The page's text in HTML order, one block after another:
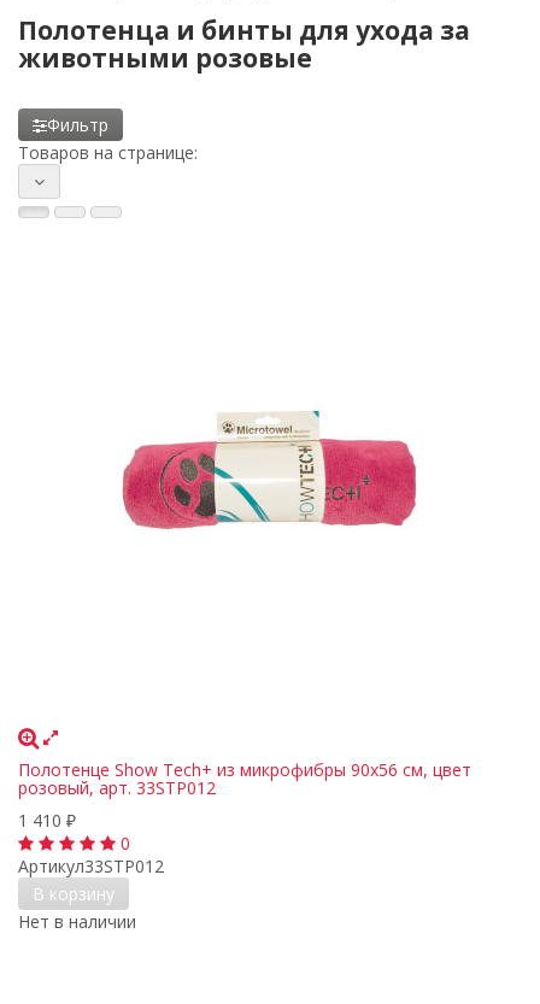
Полотенца и бинты для ухода за
животными розовые
Фильтр
Товаров на странице:
Полотенце Show Tech+ из микрофибры 90х56 см, цвет
розовый, арт. 33STP012
1 410 ₽
0
Артикул33STP012
В корзину
Нет в наличии